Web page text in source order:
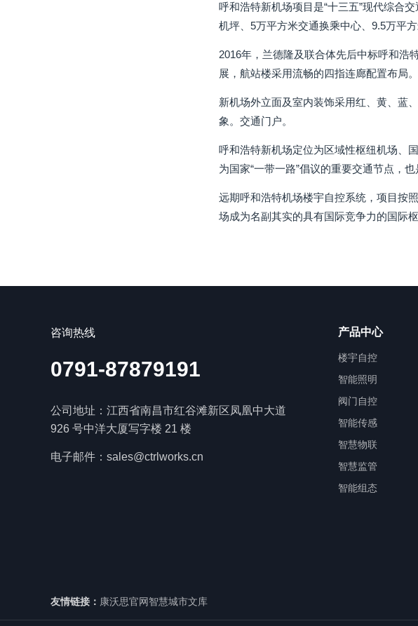
呼和浩特新机场项目是“十三五”现代综合
机坪、5万平方米交通换乘中心、9.5万平
2016年，兰德隆及联合体先后中标呼和浩
展，航站楼采用流畅的四指连廊配置布局
新机场外立面及室内装饰采用红、黄、蓝
象。交通门户。
呼和浩特新机场定位为区域性枢纽机场、
为国家“一带一路”倡议的重要交通节点，
远期呼和浩特机场楼宇自控系统，项目按
场成为名副其实的具有国际竞争力的国际枢
咨询热线
0791-87879191
公司地址：江西省南昌市红谷滩新区凤凰中大道
926 号中洋大厦写字楼 21 楼
电子邮件：sales@ctrlworks.cn
产品中心
楼宇自控
智能照明
阀门自控
智能传感
智慧物联
智慧监管
智能组态
友情链接： 康沃思官网智慧城市文库